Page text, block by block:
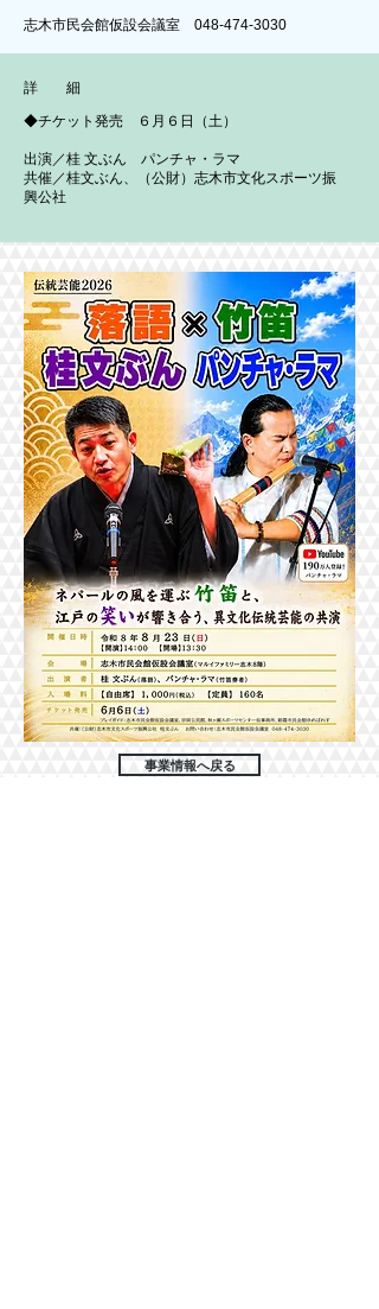
志木市民会館仮設会議室 048-474-3030
詳 細
◆チケット発売 ６月６日（土）
出演／桂 文ぶん パンチャ・ラマ
共催／桂文ぶん、（公財）志木市文化スポーツ振
興公社
事業情報へ戻る